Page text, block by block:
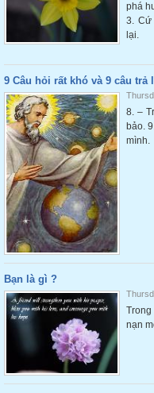
phá
3. Cứ
lại.
9 Câu hỏi rất khó và 9 câu trả
8. –
bảo.
mình.
Bạn là gì ?
nạn